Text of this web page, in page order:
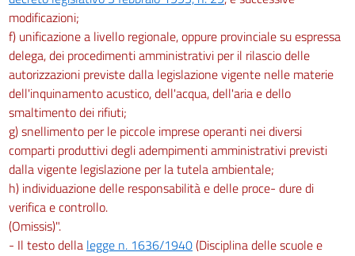
modificazioni;
f) unificazione a livello regionale, oppure provinciale su espressa
delega, dei procedimenti amministrativi per il rilascio delle
autorizzazioni previste dalla legislazione vigente nelle materie
dell'inquinamento acustico, dell'acqua, dell'aria e dello
smaltimento dei rifiuti;
g) snellimento per le piccole imprese operanti nei diversi
comparti produttivi degli adempimenti amministrativi previsti
dalla vigente legislazione per la tutela ambientale;
h) individuazione delle responsabilità e delle proce- dure di
verifica e controllo.
(Omissis)".
- Il testo della legge n. 1636/1940(Disciplina delle scuole e